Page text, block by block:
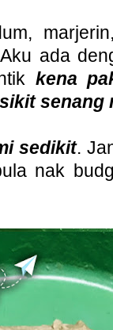
ada
kena
senang
sedikit.
nak